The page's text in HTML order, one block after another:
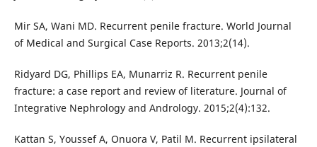
Mir SA, Wani MD. Recurrent penile fracture. World Journal
of Medical and Surgical Case Reports. 2013;2(14).
Ridyard DG, Phillips EA, Munarriz R. Recurrent penile
fracture: a case report and review of literature. Journal of
Integrative Nephrology and Andrology. 2015;2(4):132.
Kattan S, Youssef A, Onuora V, Patil M. Recurrent ipsilateral